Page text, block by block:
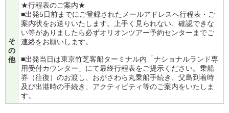
そ
の
他
★行程表のご案内★
■出発5日前までにご登録されたメールアドレスへ行程表・ご
案内状をお送りいたします。上手く見られない、確認できな
い等がありましたら必ずオリオンツアー予約センターまでご
連絡をお願いします。
■出発当日は東京竹芝客船ターミナル内「ナショナルランド専
用受付カウンター」にて最終行程表をご提示ください。乗船
券（往復）のお渡し、おがさわら丸乗船手続き、父島到着時
及び出港時の手続き、アクティビティ等のご案内をいたしま
す。